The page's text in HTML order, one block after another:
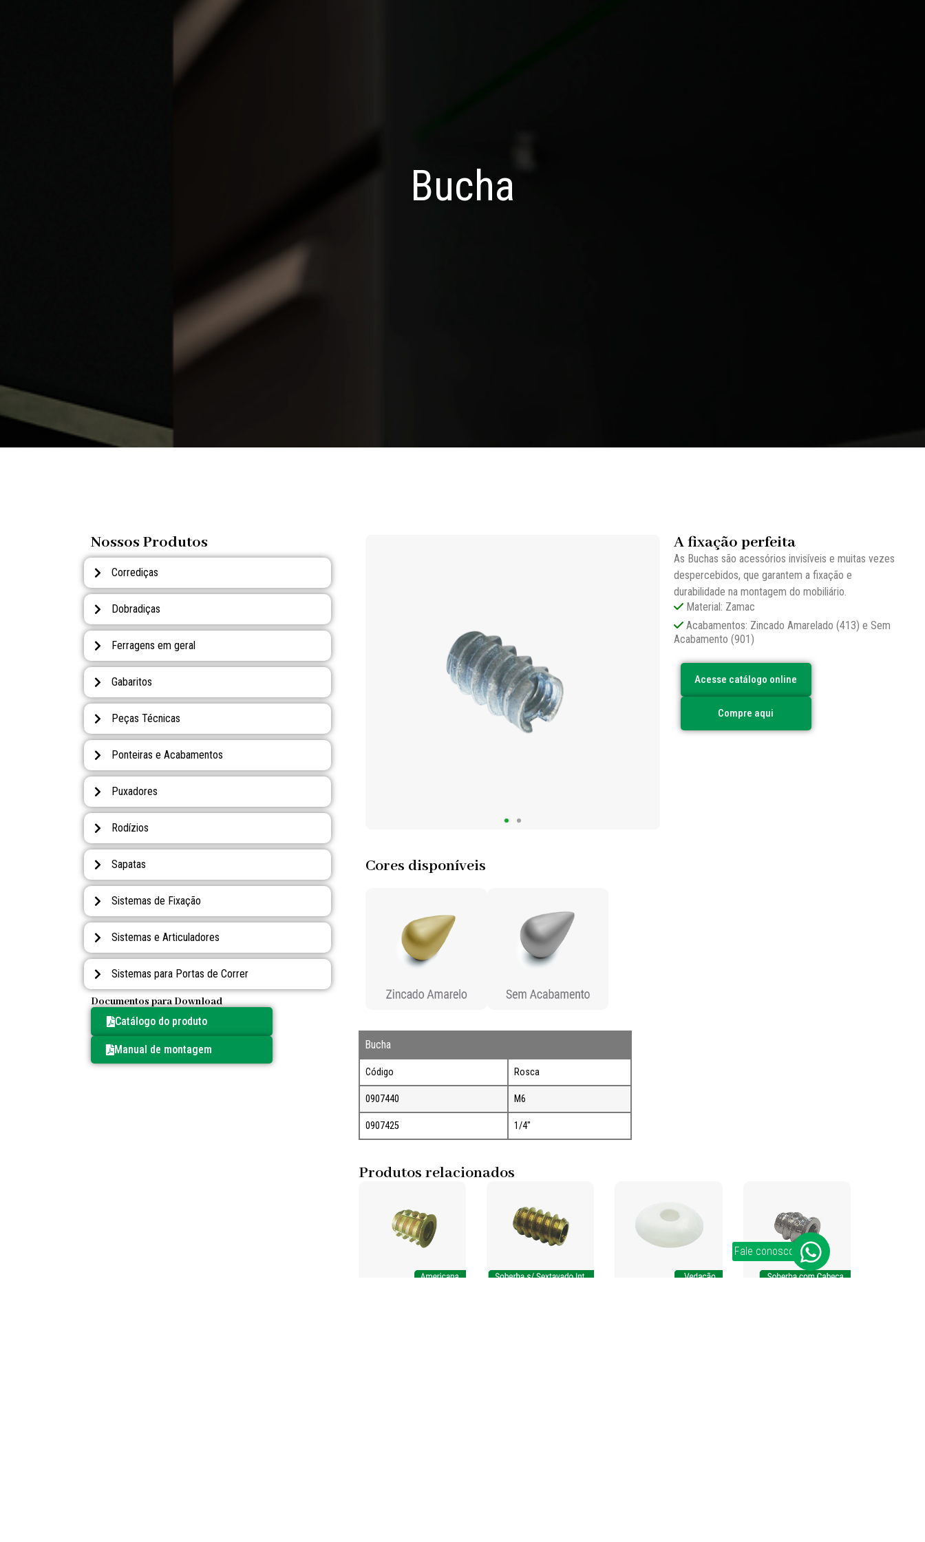
Bucha
Nossos Produtos
Corrediças
Dobradiças
Ferragens em geral
Gabaritos
Peças Técnicas
Ponteiras e Acabamentos
Puxadores
Rodízios
Sapatas
Sistemas de Fixação
Sistemas e Articuladores
Sistemas para Portas de Correr
Documentos para Download
Catálogo do produto
Manual de montagem
A fixação perfeita
As Buchas são acessórios invisíveis e muitas vezes
despercebidos, que garantem a fixação e
durabilidade na montagem do mobiliário.
Material: Zamac
Acabamentos: Zincado Amarelado (413) e Sem
Acabamento (901)
Acesse catálogo online
Compre aqui
Cores disponíveis
Bucha
Código Rosca
0907440 M6
0907425 1/4"
Produtos relacionados
Fale conosco